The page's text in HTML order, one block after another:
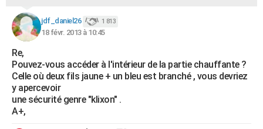
jdf_daniel26 1 813
18 févr. 2013 à 10:45
Re,
Pouvez-vous accéder à l'intérieur de la partie chauffante ?
Celle où deux fils jaune + un bleu est branché , vous devriez
y apercevoir
une sécurité genre "klixon" .
A+,